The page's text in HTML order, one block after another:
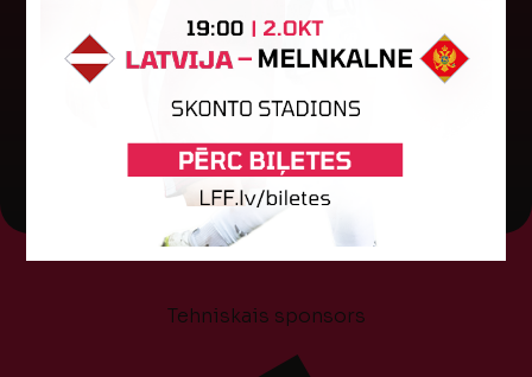
FC" komanda pabeidza...
27. oktobris 2025.
Tehniskais sponsors